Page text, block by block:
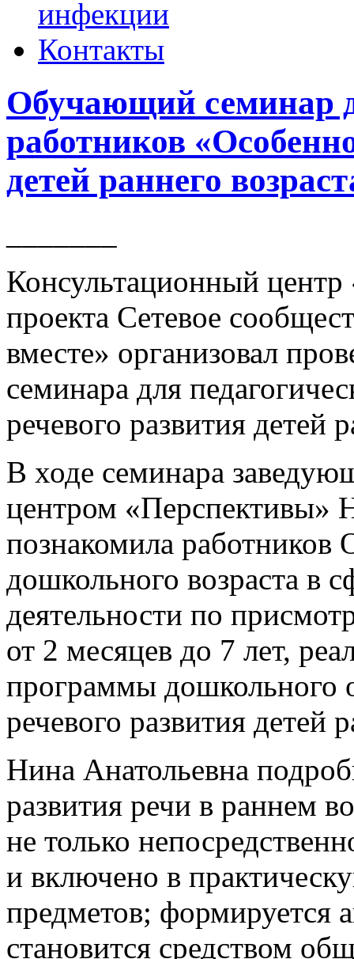
инфекции
Контакты
Обучающий семинар
работников
детей раннего
Консультационный
проекта Сетевое
вместе» организовал
семинара для
речевого развития детей
В ходе семинара
центром «Перспективы»
познакомила работников
дошкольного возраста в
деятельности по
от 2 месяцев до 7 лет,
программы дошкольного
речевого развития детей
Нина Анатольевна
развития речи в раннем
не только
и включено в
предметов; формируется
становится средством